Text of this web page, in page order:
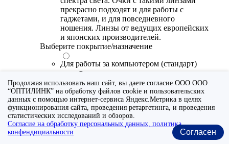
прекрасно подходят и для работы с
гаджетами, и для повседневного
ношения. Линзы от ведущих европейских
и японских производителей.
Выберите покрытие/назначение
Для работы за компьютером (стандарт)
6700 ₽
Утонченные линзы для тех, кто много
времени проводит за экранами цифровых
устройств. Специальное покрытие (блю
блокер) помогает снизить воздействие
синего света от излучения мониторов.
Рекомендуются для использования во
время работы с гаджетами, не для
Продолжая использовать наш сайт, вы даете согласие ООО ООО
“ОПТИЛИНК” на обработку файлов cookie и пользовательских
данных с помощью интернет-сервиса Яндекс.Метрика в целях
функционирования сайта, проведения ретаргетинга, и проведения
статистических исследований и обзоров.
Согласие на обработку персональных данных, политика
конфендициальности
Согласен